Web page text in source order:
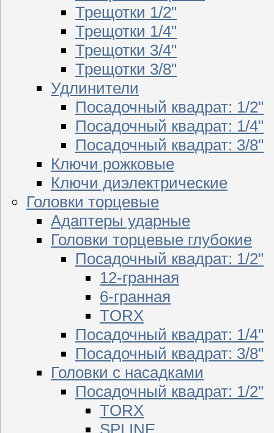
Трещотки 1/2"
Трещотки 1/4"
Трещотки 3/4"
Трещотки 3/8"
Удлинители
Посадочный квадрат: 1/2"
Посадочный квадрат: 1/4"
Посадочный квадрат: 3/8"
Ключи рожковые
Ключи диэлектрические
Головки торцевые
Адаптеры ударные
Головки торцевые глубокие
Посадочный квадрат: 1/2"
12-гранная
6-гранная
TORX
Посадочный квадрат: 1/4"
Посадочный квадрат: 3/8"
Головки с насадками
Посадочный квадрат: 1/2"
TORX
SPLINE